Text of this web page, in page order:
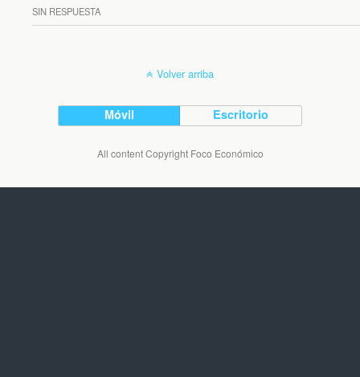
SIN RESPUESTA
Volver arriba
Móvil Escritorio
All content Copyright Foco Económico